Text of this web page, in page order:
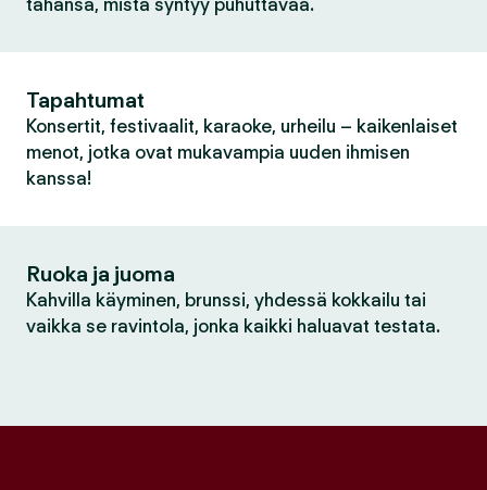
tahansa, mistä syntyy puhuttavaa.
Tapahtumat
Konsertit, festivaalit, karaoke, urheilu – kaikenlaiset
menot, jotka ovat mukavampia uuden ihmisen
kanssa!
Ruoka ja juoma
Kahvilla käyminen, brunssi, yhdessä kokkailu tai
vaikka se ravintola, jonka kaikki haluavat testata.